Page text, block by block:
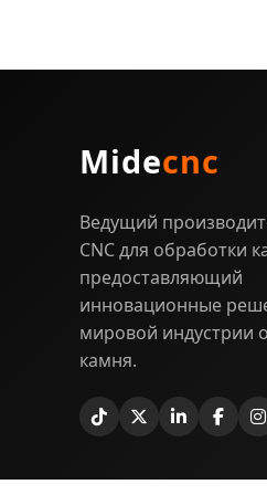
Midecnc
Ведущий
CNC для обработки
предоставляющий
инновационные
мировой индустрии
камня.